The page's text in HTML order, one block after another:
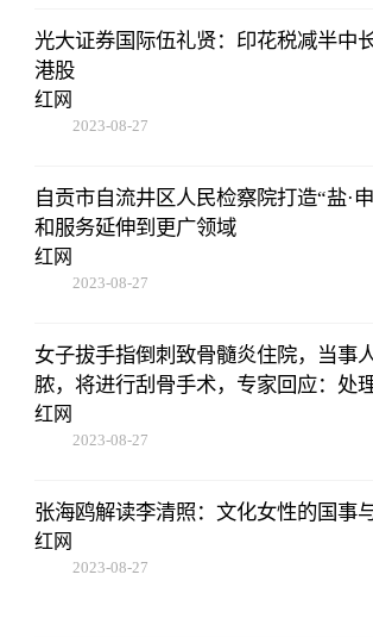
光大证券国际伍礼贤：印花税减半中
港股
红网
2023-08-27
自贡市自流井区人民检察院打造“盐·
和服务延伸到更广领域
红网
2023-08-27
女子拔手指倒刺致骨髓炎住院，当事
脓，将进行刮骨手术，专家回应：处
肢风险
红网
2023-08-27
张海鸥解读李清照：文化女性的国事
红网
2023-08-27